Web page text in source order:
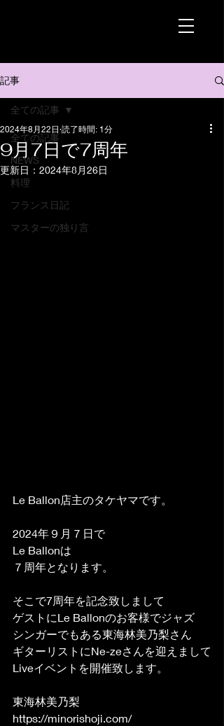
記事
全ての記事
NEWS
料理
フランス日記
マスターの独り言
全ての記事
9月7日で7周年
2024年8月22日 読了時間: 1分
更新日： 2024年8月26日
Le Ballon店主のタケヤマです。
2024年９月７日で
Le Ballonは
７周年となります。
そこで7周年を記念致しまして
ゲストにLe Ballonのお客様でジャズ
シンガーでもある東海林美乃梨さん
ギターリストにNe-zeさんを迎えまして
Liveイベントを開催致します。
東海林美乃梨
https://minorishoji.com/